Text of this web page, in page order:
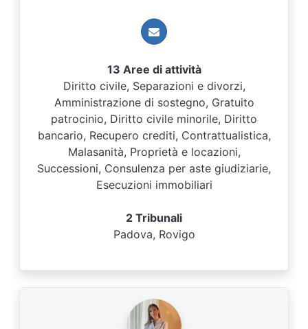
13 Aree di attività
Diritto civile, Separazioni e divorzi,
Amministrazione di sostegno, Gratuito
patrocinio, Diritto civile minorile, Diritto
bancario, Recupero crediti, Contrattualistica,
Malasanità, Proprietà e locazioni,
Successioni, Consulenza per aste giudiziarie,
Esecuzioni immobiliari
2 Tribunali
Padova, Rovigo